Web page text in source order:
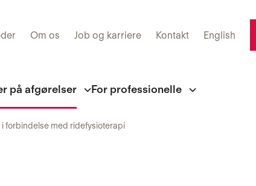
Om os Job og karriere Kontakt English
på afgørelser For professionelle
i forbindelse med ridefysioterapi